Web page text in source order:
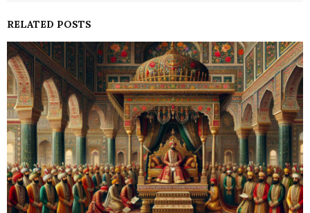
RELATED POSTS